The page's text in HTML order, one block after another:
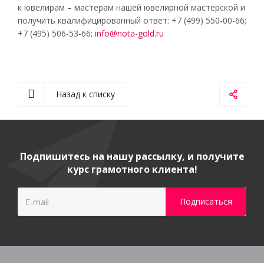
к ювелирам – мастерам нашей ювелирной мастерской и
получить квалифицированный ответ: +7 (499) 550-00-66;
+7 (495) 506-53-66; info@nota-gold.ru
Назад к списку
Подпишитесь на нашу рассылку, и получите
курс грамотного клиента!